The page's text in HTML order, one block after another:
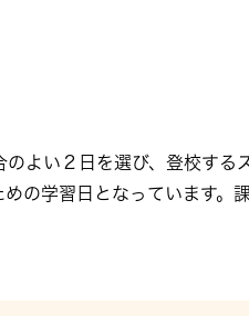
よい２日を選び、登校する
の学習日となっています。